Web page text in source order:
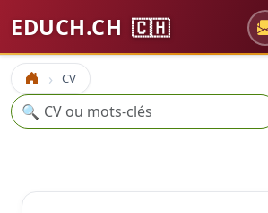
EDUCH.CH 🇨🇭
Accueil CV
Recherche
🔍